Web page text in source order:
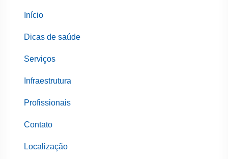
Início
Dicas de saúde
Serviços
Infraestrutura
Profissionais
Contato
Localização